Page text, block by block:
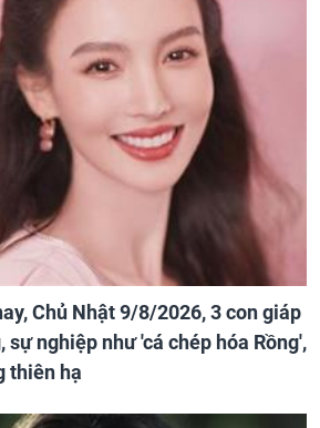
Chủ Nhật 9/8/2026, 3 con giáp
sự nghiệp như 'cá chép hóa Rồng',
thiên hạ